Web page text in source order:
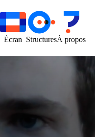
Écran StructuresÀ propos